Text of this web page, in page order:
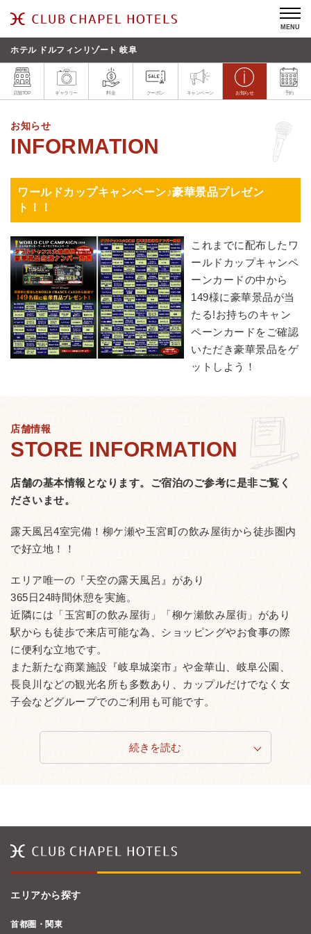
MENU
ホテル ドルフィンリゾート 岐阜
店舗TOP ギャラリー 料金 クーポン キャンペーン お知らせ 予約
お知らせ
ワールドカップキャンペーン♪豪華景品プレゼン
ト！！
これまでに配布したワ
ールドカップキャンペ
ーンカードの中から
149様に豪華景品が当
たる!お持ちのキャン
ペーンカードをご確認
いただき豪華景品をゲ
ットしよう！
店舗情報
店舗の基本情報となります。 ご宿泊のご参考に是非ご覧く
ださいませ。
露天風呂4室完備！柳ケ瀬や玉宮町の飲み屋街から徒歩圏内
で好立地！！
エリア唯一の『天空の露天風呂』があり
365日24時間休憩を実施。
近隣には「玉宮町の飲み屋街」「柳ケ瀬飲み屋街」があり
駅からも徒歩で来店可能な為、ショッピングやお食事の際
に便利な立地です。
また新たな商業施設『岐阜城楽市』や金華山、岐阜公園、
長良川などの観光名所も多数あり、カップルだけでなく女
子会などグループでのご利用も可能です。
続きを読む
エリアから探す
首都圏・関東